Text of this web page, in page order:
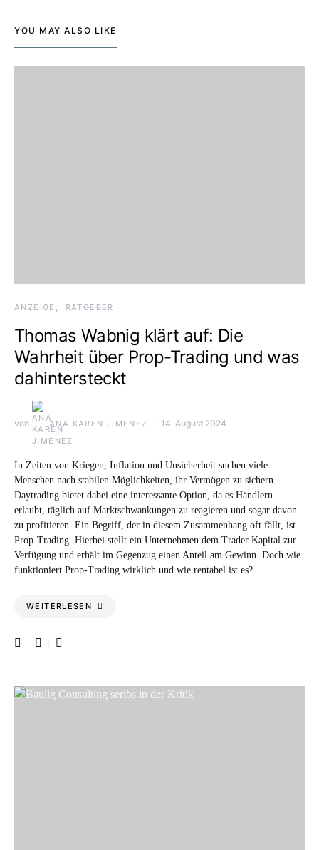
YOU MAY ALSO LIKE
ANZEIGE RATGEBER
Thomas Wabnig klärt auf: Die
Wahrheit über Prop-Trading und was
dahintersteckt
von ANA KAREN JIMENEZ 14. August 2024
In Zeiten von Kriegen, Inflation und Unsicherheit suchen viele
Menschen nach stabilen Möglichkeiten, ihr Vermögen zu sichern.
Daytrading bietet dabei eine interessante Option, da es Händlern
erlaubt, täglich auf Marktschwankungen zu reagieren und sogar davon
zu profitieren. Ein Begriff, der in diesem Zusammenhang oft fällt, ist
Prop-Trading. Hierbei stellt ein Unternehmen dem Trader Kapital zur
Verfügung und erhält im Gegenzug einen Anteil am Gewinn. Doch wie
funktioniert Prop-Trading wirklich und wie rentabel ist es?
WEITERLESEN